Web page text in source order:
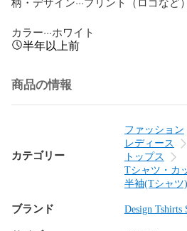
カラー···ホワイト
半年以上前
商品の情報
カテゴリー
ファッション
レディース
トップス
Tシャツ・カ
半袖(Tシャツ)
ブランド Design Tshirts